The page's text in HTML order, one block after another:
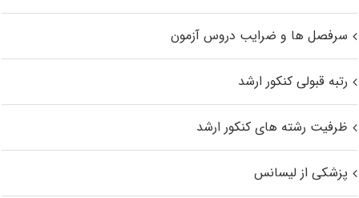
سرفصل ها و ضرایب دروس آزمون
رتبه قبولی کنکور ارشد
ظرفیت رشته های کنکور ارشد
پزشکی از لیسانس